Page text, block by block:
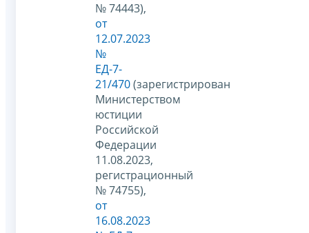
№ 74443),
от
12.07.2023
№
ЕД-7-
21/470(зарегистрирован
Министерством
юстиции
Российской
Федерации
11.08.2023,
регистрационный
№ 74755),
от
16.08.2023